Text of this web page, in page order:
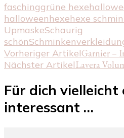
faschinggrüne hexe
halloweenhexehexe
UpmaskeSchaurig
schönSchminken
Vorheriger ArtikelGarnier –
Nächster ArtikelLavera
Für dich vielleicht
interessant …